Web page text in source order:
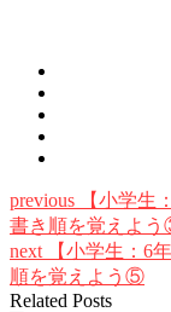
previous 【小学生
書き順を覚えよ
next 【小学生：6
順を覚えよう⑤
Related Posts